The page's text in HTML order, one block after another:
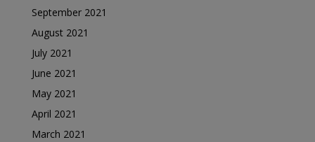
September 2021
August 2021
July 2021
June 2021
May 2021
April 2021
March 2021